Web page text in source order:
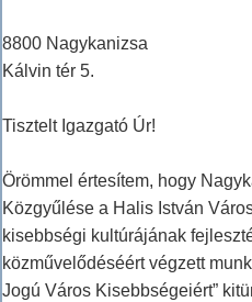
8800 Nagykanizsa
Kálvin tér 5.
Tisztelt Igazgató Úr!
Örömmel értesítem, hogy
Közgyűlése a Halis István
kisebbségi kultúrájának
közművelődéséért végzett
Jogú Város Kisebbségeiért”